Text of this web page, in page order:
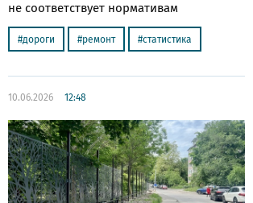
не соответствует нормативам
дороги ремонт статистика
10.06.2026 12:48